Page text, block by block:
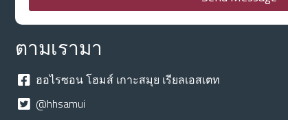
ตามเรามา
ฮอไรซอน โฮมส์ เกาะสมุย เรียลเอสเตท
@hhsamui